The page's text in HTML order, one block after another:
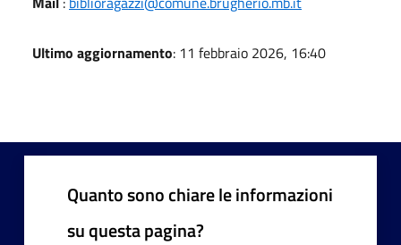
Ultimo aggiornamento: 11 febbraio 2026, 16:40
Quanto sono chiare le informazioni
su questa pagina?